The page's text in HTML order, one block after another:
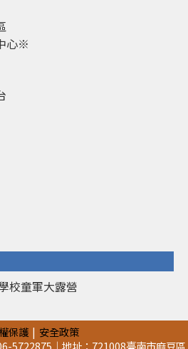
心※
校童軍大露營
保護
安全政策
5722875｜地址：721008臺南市麻豆區